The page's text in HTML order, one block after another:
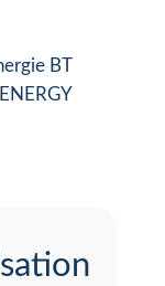
BT
ENERGY